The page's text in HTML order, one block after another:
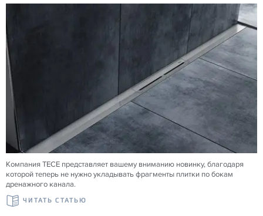
Компания ТЕСЕ представляет вашему вниманию новинку, благодаря
которой теперь не нужно укладывать фрагменты плитки по бокам
дренажного канала.
ЧИТАТЬ СТАТЬЮ